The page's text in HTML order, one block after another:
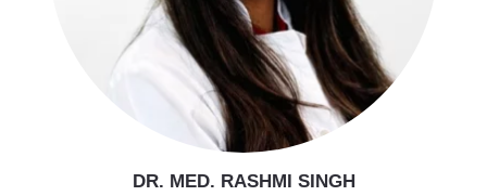
DR. MED. RASHMI SINGH